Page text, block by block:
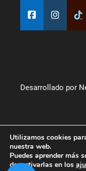
Desarrollado por
Utilizamos cookies
nuestra web.
Puedes aprender más
desactivarlas en los